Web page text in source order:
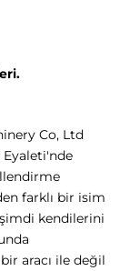
Co, Ltd
farklı bir isim
kendilerini
aracı ile değil